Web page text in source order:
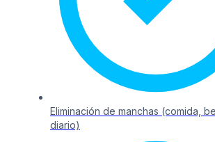
Eliminación de manchas (comida,
diario)